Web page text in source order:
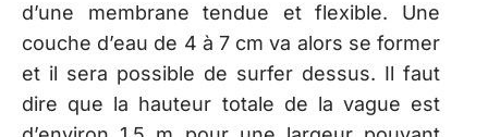
d’une membrane tendue et flexible. Une
couche d’eau de 4 à 7 cm va alors se former
et il sera possible de surfer dessus. Il faut
dire que la hauteur totale de la vague est